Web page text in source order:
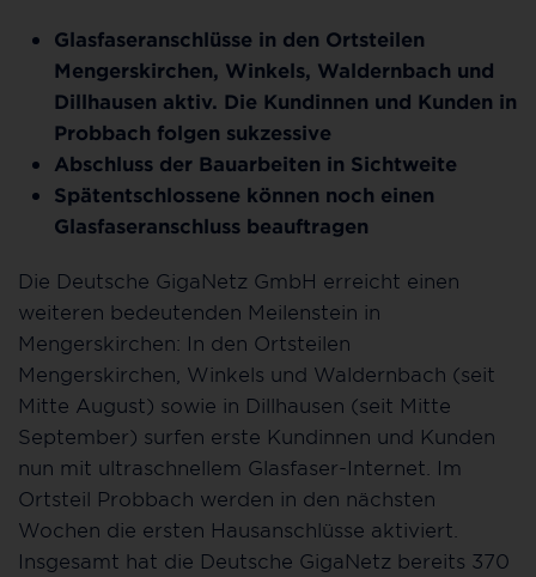
Glasfaseranschlüsse in den Ortsteilen
Mengerskirchen, Winkels, Waldernbach und
Dillhausen aktiv. Die Kundinnen und Kunden in
Probbach folgen sukzessive
Abschluss der Bauarbeiten in Sichtweite
Spätentschlossene können noch einen
Glasfaseranschluss beauftragen
Die Deutsche GigaNetz GmbH erreicht einen
weiteren bedeutenden Meilenstein in
Mengerskirchen: In den Ortsteilen
Mengerskirchen, Winkels und Waldernbach (seit
Mitte August) sowie in Dillhausen (seit Mitte
September) surfen erste Kundinnen und Kunden
nun mit ultraschnellem Glasfaser-Internet. Im
Ortsteil Probbach werden in den nächsten
Wochen die ersten Hausanschlüsse aktiviert.
Insgesamt hat die Deutsche GigaNetz bereits 370